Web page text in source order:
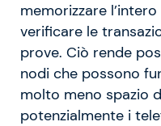
memorizzare
verificare le
prove. Ciò rende
nodi che possono
molto meno spazio
potenzialmente i